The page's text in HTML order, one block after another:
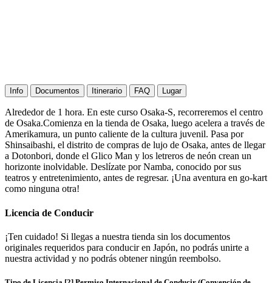
Info Documentos Itinerario FAQ Lugar
Alrededor de 1 hora. En este curso Osaka-S, recorreremos el centro
de Osaka.Comienza en la tienda de Osaka, luego acelera a través de
Amerikamura, un punto caliente de la cultura juvenil. Pasa por
Shinsaibashi, el distrito de compras de lujo de Osaka, antes de llegar
a Dotonbori, donde el Glico Man y los letreros de neón crean un
horizonte inolvidable. Deslízate por Namba, conocido por sus
teatros y entretenimiento, antes de regresar. ¡Una aventura en go-kart
como ninguna otra!
Licencia de Conducir
¡Ten cuidado! Si llegas a nuestra tienda sin los documentos
originales requeridos para conducir en Japón, no podrás unirte a
nuestra actividad y no podrás obtener ningún reembolso.